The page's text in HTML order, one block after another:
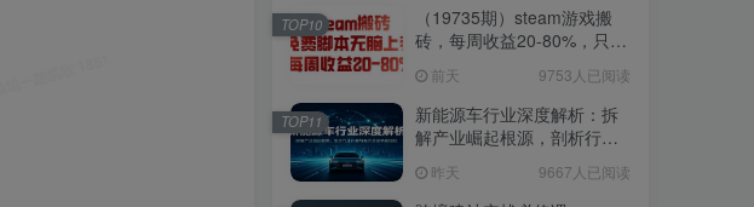
（19735期）steam游戏搬
砖，每周收益20-80%，只需
万，零风险长期做
前天 9753人已阅读
TOP10
新能源车行业深度解析：拆
解产业崛起根源，剖析行业
昨天 9667人已阅读
TOP11